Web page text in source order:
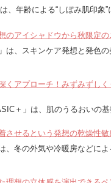
は、年齢による“しぼみ肌印
のアイシャドウから秋限定
は、スキンケア発想と発色
くアプローチ！みずみずし
＋」は、肌のうるおいの
させるという発想の乾燥性
、冬の外気や冷暖房などに